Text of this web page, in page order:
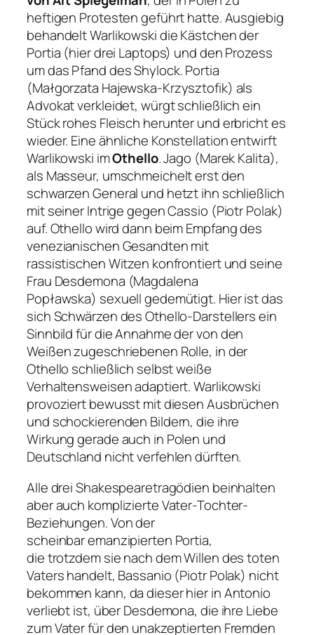
heftigen Protesten geführt hatte. Ausgiebig
behandelt Warlikowski die Kästchen der
Portia (hier drei Laptops) und den Prozess
um das Pfand des Shylock. Portia
(Małgorzata Hajewska-Krzysztofik) als
Advokat verkleidet, würgt schließlich ein
Stück rohes Fleisch herunter und erbricht es
wieder. Eine ähnliche Konstellation entwirft
Warlikowski imOthello. Jago (Marek Kalita),
als Masseur, umschmeichelt erst den
schwarzen General und hetzt ihn schließlich
mit seiner Intrige gegen Cassio (Piotr Polak)
auf. Othello wird dann beim Empfang des
venezianischen Gesandten mit
rassistischen Witzen konfrontiert und seine
Frau Desdemona (Magdalena
Popławska) sexuell gedemütigt. Hier ist das
sich Schwärzen des Othello-Darstellers ein
Sinnbild für die Annahme der von den
Weißen zugeschriebenen Rolle, in der
Othello schließlich selbst weiße
Verhaltensweisen adaptiert. Warlikowski
provoziert bewusst mit diesen Ausbrüchen
und schockierenden Bildern, die ihre
Wirkung gerade auch in Polen und
Deutschland nicht verfehlen dürften.
Alle drei Shakespearetragödien beinhalten
aber auch komplizierte Vater-Tochter-
Beziehungen. Von der
scheinbar emanzipierten Portia,
die trotzdem sie nach dem Willen des toten
Vaters handelt, Bassanio (Piotr Polak) nicht
bekommen kann, da dieser hier in Antonio
verliebt ist, über Desdemona, die ihre Liebe
zum Vater für den unakzeptierten Fremden